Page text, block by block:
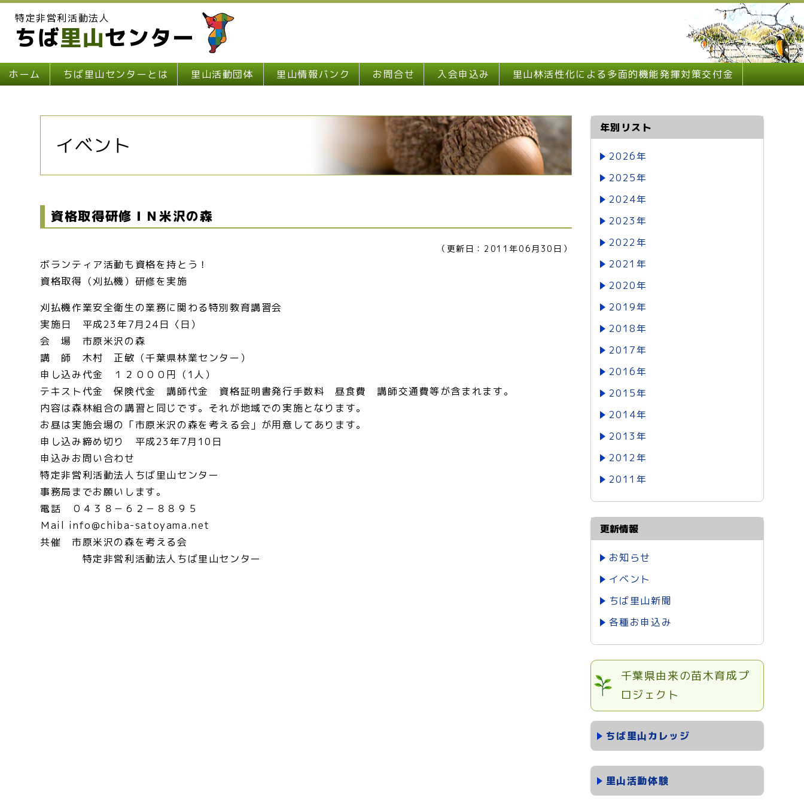
特定非営利活動法人
ちば里山センター
ホーム ちば里山センターとは 里山活動団体 里山情報バンク お問合せ 入会申込み 里山林活性化による多面的機能発揮対策交付金
イベント
資格取得研修ＩＮ米沢の森
（更新日：2011年06月30日）
ボランティア活動も資格を持とう！
資格取得（刈払機）研修を実施
刈払機作業安全衛生の業務に関わる特別教育講習会
実施日 平成23年7月24日〈日）
会 場 市原米沢の森
講 師 木村 正敏（千葉県林業センター）
申し込み代金 １２０００円（1人）
テキスト代金 保険代金 講師代金 資格証明書発行手数料 昼食費 講師交通費等が含まれます。
内容は森林組合の講習と同じです。それが地域での実施となります。
お昼は実施会場の「市原米沢の森を考える会」が用意してあります。
申し込み締め切り 平成23年7月10日
申込みお問い合わせ
特定非営利活動法人ちば里山センター
事務局までお願いします。
電話 ０４３８－６２－８８９５
Ｍail info@chiba-satoyama.net
共催 市原米沢の森を考える会
特定非営利活動法人ちば里山センター
年別リスト
2026年
2025年
2024年
2023年
2022年
2021年
2020年
2019年
2018年
2017年
2016年
2015年
2014年
2013年
2012年
2011年
更新情報
お知らせ
イベント
ちば里山新聞
各種お申込み
千葉県由来の苗木育成プ
ロジェクト
ちば里山カレッジ
里山活動体験